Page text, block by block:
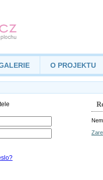
O PROJEKTU